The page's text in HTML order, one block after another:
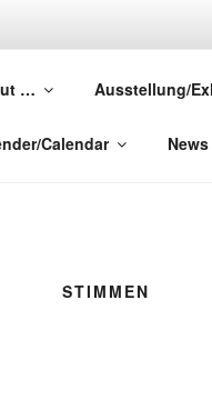
… Ausstellung/
Calendar News
STIMMEN